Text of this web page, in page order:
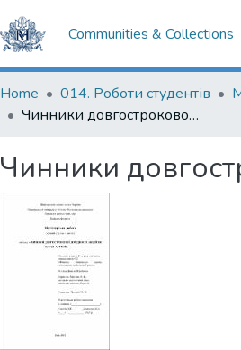
Communities & Collections
Home 014. Роботи студентів
Чинники довгострокової дохідності акцій як класу активів
Чинники